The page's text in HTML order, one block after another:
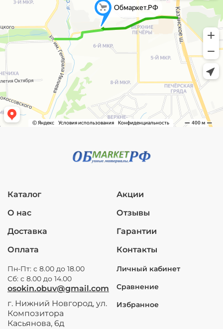
Каталог
О нас
Доставка
Оплата
Акции
Отзывы
Гарантии
Контакты
Пн-Пт: с 8.00 до 18.00
Сб: с 8.00 до 14.00
osokin.obuv@gmail.com
г. Нижний Новгород, ул.
Композитора
Касьянова, 6д
Личный кабинет
Сравнение
Избранное